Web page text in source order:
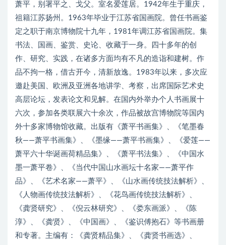
萧平，别署平之、戈父。室名爱莲居。1942年生于重庆，
祖籍江苏扬州。1963年毕业于江苏省国画院。曾任书画鉴
定之职于南京博物院十九年，1981年调江苏省国画院。集
书法、国画、鉴赏、史论、收藏于一身。四十多年的创
作、研究、实践，在诸多方面均有不凡的造诣和建树。作
品不拘一格，借古开今，清新放逸。1983年以来，多次应
邀赴美国、欧洲及亚洲各地讲学、考察，出席国际艺术史
高层论坛，发表论文和见解。在国内外举办个人书画展十
六次，参加各类联展六十余次，作品被故宫博物院等国内
外十多家博物馆收藏。出版有《萧平书画集》、《笔墨春
秋——萧平书画集》、《墨缘——萧平书画集》、《爱莲——
萧平六十华诞画荷精品集》、《萧平书法集》、《中国水
墨一萧平卷》、《当代中国山水画坛十名家——萧平作
品》、《艺术名家——萧平》、《山水画传统技法解析》、
《人物画传统技法解析》、《花鸟画传统技法解析》、
《龚贤研究》、《倪云林研究》、《娄东画派》、《陈
淳》、《龚贤》、《中国画》、《鉴识傅抱石》等书画册
和专著。主编有：《龚贤精品集》、《龚贤书画选》、